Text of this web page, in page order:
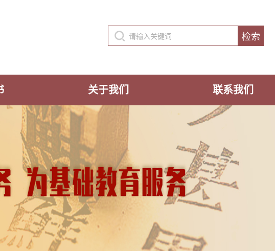
关于我们 联系我们